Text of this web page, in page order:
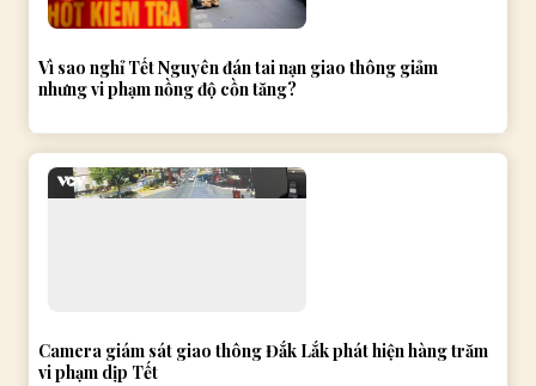
Vì sao nghỉ Tết Nguyên đán tai nạn giao thông giảm
nhưng vi phạm nồng độ cồn tăng?
Camera giám sát giao thông Đắk Lắk phát hiện hàng trăm
vi phạm dịp Tết